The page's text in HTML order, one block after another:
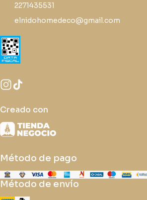
2271435531
elnidohomedeco@gmail.com
Creado con
Método de pago
Método de envío